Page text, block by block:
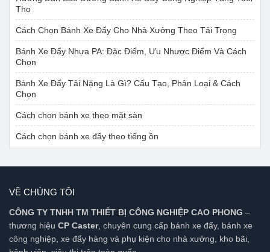
Thọ
Cách Chọn Bánh Xe Đẩy Cho Nhà Xưởng Theo Tải Trọng
Bánh Xe Đẩy Nhựa PA: Đặc Điểm, Ưu Nhược Điểm Và Cách
Chọn
Bánh Xe Đẩy Tải Nặng Là Gì? Cấu Tạo, Phân Loại & Cách
Chọn
Cách chọn bánh xe theo mặt sàn
Cách chọn bánh xe đẩy theo tiếng ồn
VỀ CHÚNG TÔI
CÔNG TY TNHH TM THIẾT BỊ CÔNG NGHIỆP CAO PHONG –
thương hiệu CP Caster, chuyên cung cấp bánh xe đẩy, bánh xe
công nghiệp, xe đẩy hàng và phụ kiện cho nhà xưởng, kho bãi,